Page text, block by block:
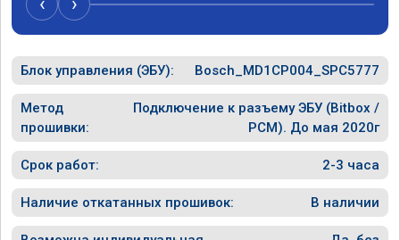
спасибо вам!!!!!!!
Блок управления (ЭБУ): Bosch_MD1CP004_SPC5777
Метод
прошивки:
Подключение к разъему ЭБУ (Bitbox /
PCM). До мая 2020г
Срок работ: 2-3 часа
Наличие откатанных прошивок: В наличии